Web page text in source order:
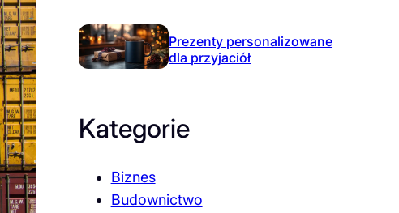
Prezenty personalizowane
dla przyjaciół
Kategorie
Biznes
Budownictwo